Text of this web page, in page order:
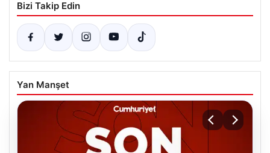
Bizi Takip Edin
Yan Manşet